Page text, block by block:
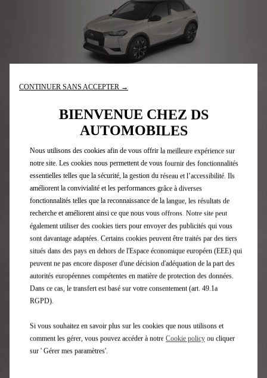
Configurez
POUR ALLER PLUS LOIN
CONTINUER SANS ACCEPTER →
BIENVENUE CHEZ DS
AUTOMOBILES
Nous utilisons des cookies afin de vous offrir la meilleure expérience sur
notre site. Les cookies nous permettent de vous fournir des fonctionnalités
essentielles telles que la sécurité, la gestion du réseau et l’accessibilité. Ils
améliorent la convivialité et les performances grâce à diverses
fonctionnalités telles que la reconnaissance de la langue, les résultats de
recherche et améliorent ainsi ce que nous vous offrons. Notre site peut
également utiliser des cookies tiers pour envoyer des publicités qui vous
sont davantage adaptées. Certains cookies peuvent être traités par des tiers
situés dans des pays en dehors de l'Espace économique européen (EEE) qui
peuvent ne pas encore disposer d'une décision d'adéquation de la part des
autorités européennes compétentes en matière de protection des données.
Dans ce cas, le transfert est basé sur votre consentement (art. 49.1a
RGPD).
Si vous souhaitez en savoir plus sur les cookies que nous utilisons et
comment les gérer, vous pouvez accéder à notre Cookie policy ou cliquer
sur ' Gérer mes paramètres'.